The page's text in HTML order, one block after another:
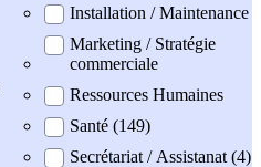
Installation / Maintenance
Marketing / Stratégie
commerciale
Ressources Humaines
Santé (149)
Secrétariat / Assistanat (4)